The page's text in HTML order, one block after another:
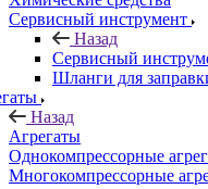
Сервисный инструмент
Назад
Сервисный
Шланги для
Назад
Агрегаты
Однокомпрессорные
Многокомпрессорные